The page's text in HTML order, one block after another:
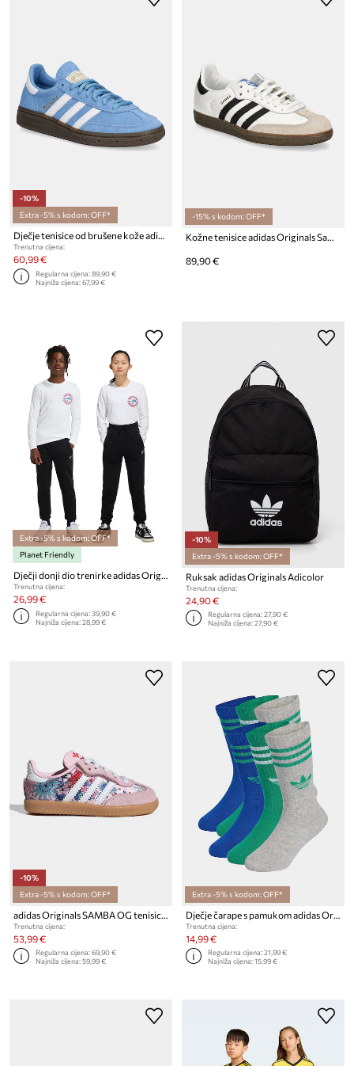
-10%
Extra -5% s kodom: OFF*
Dječje tenisice od brušene kože adidas Originals HANDBALL SPEZIAL
Trenutna cijena:
60,99 €
Regularna cijena:89,90 €
Najniža cijena:67,99 €
-15% s kodom: OFF*
89,90 €
Extra -5% s kodom: OFF*
Planet Friendly
Dječji donji dio trenirke adidas Originals PANTS
Trenutna cijena:
26,99 €
Regularna cijena:39,90 €
Najniža cijena:28,99 €
-10%
Extra -5% s kodom: OFF*
Ruksak adidas Originals Adicolor
Trenutna cijena:
24,90 €
Regularna cijena:27,90 €
Najniža cijena:27,90 €
-10%
Extra -5% s kodom: OFF*
adidas Originals SAMBA OG tenisice za djecu
Trenutna cijena:
53,99 €
Regularna cijena:69,90 €
Najniža cijena:59,99 €
Extra -5% s kodom: OFF*
Dječje čarape s pamukom adidas Originals 6-pack
Trenutna cijena:
14,99 €
Regularna cijena:21,99 €
Najniža cijena:15,99 €